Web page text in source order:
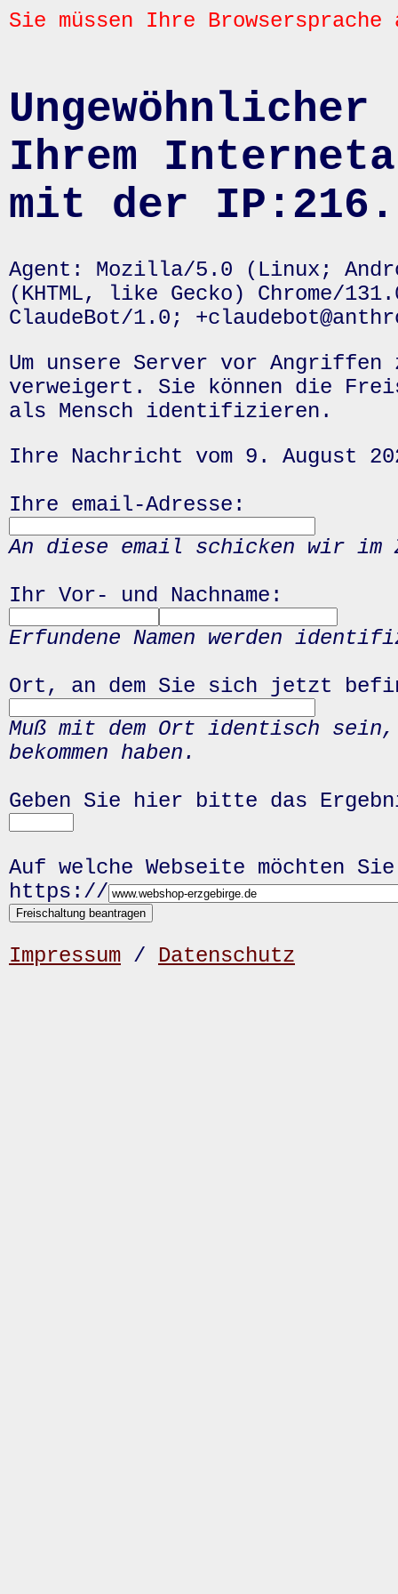
Sie müssen Ihre
Ihrem
mit der
Agent: Mozilla/5.0 (Linux;
(KHTML, like Gecko) Chrome/
ClaudeBot/1.0;
Um unsere Server vor
verweigert. Sie können die
als Mensch identifizieren.
Ihre Nachricht vom 9. August
Ihre email-Adresse:
An diese email schicken wir
Ihr Vor- und Nachname:
Erfundene Namen werden
Ort, an dem Sie sich jetzt
Muß mit dem Ort identisch
bekommen haben.
Geben Sie hier bitte das
Auf welche Webseite möchten
https://
Impressum / Datenschutz